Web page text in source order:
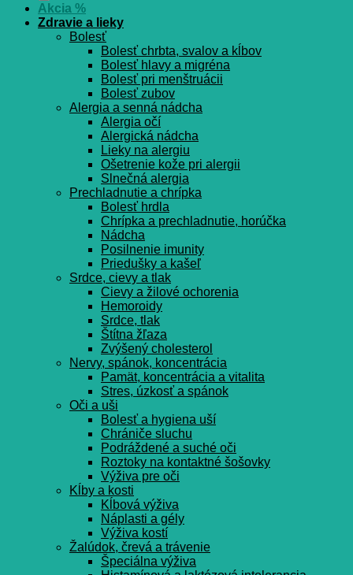
Akcia %
Zdravie a lieky
Bolesť
Bolesť chrbta, svalov a kĺbov
Bolesť hlavy a migréna
Bolesť pri menštruácii
Bolesť zubov
Alergia a senná nádcha
Alergia očí
Alergická nádcha
Lieky na alergiu
Ošetrenie kože pri alergii
Slnečná alergia
Prechladnutie a chrípka
Bolesť hrdla
Chrípka a prechladnutie, horúčka
Nádcha
Posilnenie imunity
Priedušky a kašeľ
Srdce, cievy a tlak
Cievy a žilové ochorenia
Hemoroidy
Srdce, tlak
Štítna žľaza
Zvýšený cholesterol
Nervy, spánok, koncentrácia
Pamät, koncentrácia a vitalita
Stres, úzkosť a spánok
Oči a uši
Bolesť a hygiena uší
Chrániče sluchu
Podráždené a suché oči
Roztoky na kontaktné šošovky
Výživa pre oči
Kĺby a kosti
Kĺbová výživa
Náplasti a gély
Výživa kostí
Žalúdok, črevá a trávenie
Špeciálna výživa